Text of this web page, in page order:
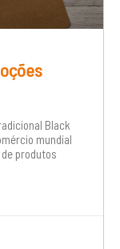
Black
mundial
produtos